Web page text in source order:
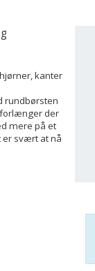
kanter
rundbørsten
forlænger der
mere på et
svært at nå